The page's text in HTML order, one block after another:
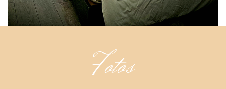
Fotos